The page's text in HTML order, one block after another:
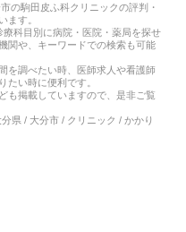
の駒田皮ふ科クリニックの評判・
ます。
科目別に病院・医院・薬局を探せ
関や、キーワードでの検索も可能
を調べたい時、医師求人や看護師
たい時に便利です。
も掲載していますので、是非ご覧
分県 / 大分市 / クリニック / かかり